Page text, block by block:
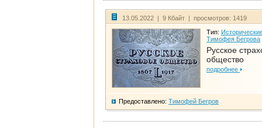
13.05.2022 | 9 Кбайт | просмотров: 1419
Тип:
Тимофея Бегрова
Русское
общество
подробнее
Предоставлено: Тимофей Бегров